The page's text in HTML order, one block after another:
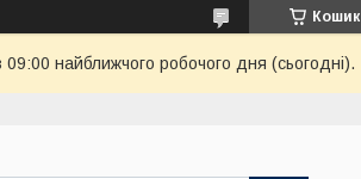
Кошик
найближчого робочого дня (сьогодні).